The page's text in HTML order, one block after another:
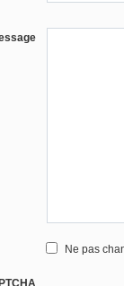
Ne pas